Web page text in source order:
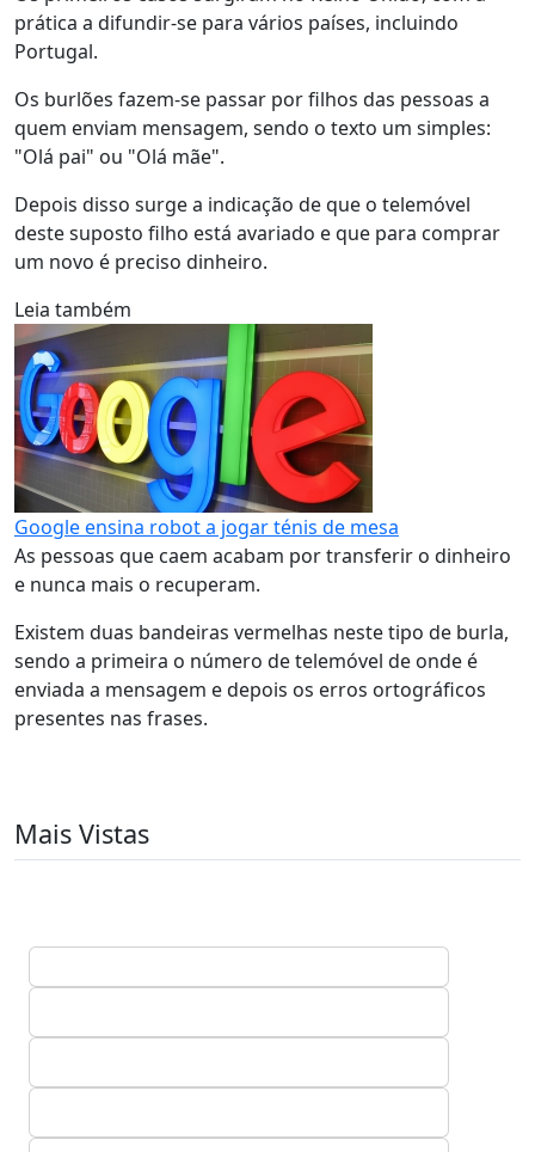
prática a difundir-se para vários países, incluindo
Portugal.
Os burlões fazem-se passar por filhos das pessoas a
quem enviam mensagem, sendo o texto um simples:
"Olá pai" ou "Olá mãe".
Depois disso surge a indicação de que o telemóvel
deste suposto filho está avariado e que para comprar
um novo é preciso dinheiro.
Leia também
Google ensina robot a jogar ténis de mesa
As pessoas que caem acabam por transferir o dinheiro
e nunca mais o recuperam.
Existem duas bandeiras vermelhas neste tipo de burla,
sendo a primeira o número de telemóvel de onde é
enviada a mensagem e depois os erros ortográficos
presentes nas frases.
Mais Vistas